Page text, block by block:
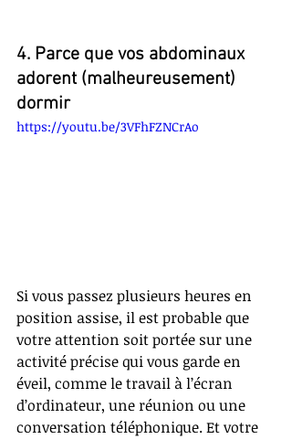
4. Parce que vos abdominaux
adorent (malheureusement)
dormir​​
https://youtu.be/3VFhFZNCrAo
Si vous passez plusieurs heures en
position assise, il est probable que
votre attention soit portée sur une
activité précise qui vous garde en
éveil, comme le travail à l’écran
d’ordinateur, une réunion ou une
conversation téléphonique. Et votre